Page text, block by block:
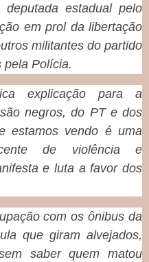
estadual pelo
em prol da libertação
militantes do partido
pela Polícia.
explicação para a
negros, do PT e dos
estamos vendo é uma
de violência e
e luta a favor dos
com os ônibus da
que giram alvejados,
saber quem matou